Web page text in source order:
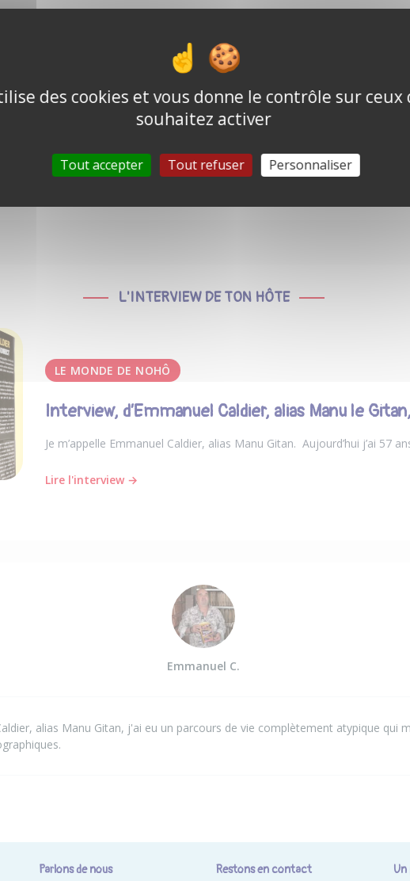
L'INTERVIEW DE TON HÔTE
LE MONDE DE NOHÔ
Interview, d’Emmanuel Caldier, alias Manu le
Je m’appelle Emmanuel Caldier, alias Manu Gitan. Aujourd’hui j’ai 57
Lire l'interview →
Emmanuel C.
alias Manu Gitan, j'ai eu un parcours de vie complètement atypique qui
Parlons de nous Restons en contact Un
des cookies et vous donne le contrôle sur ceux
souhaitez activer
Tout accepter Tout refuser Personnaliser